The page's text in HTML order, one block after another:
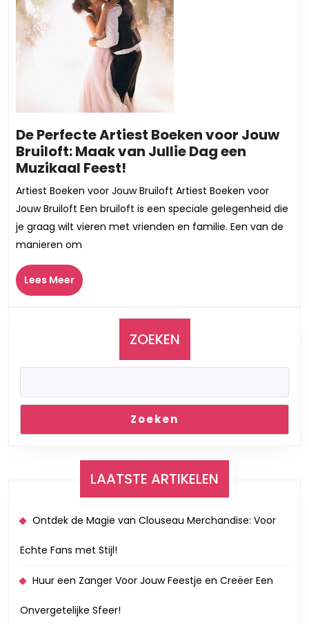
De Perfecte Artiest Boeken voor Jouw
Bruiloft: Maak van Jullie Dag een
Muzikaal Feest!
Perfecte
Artiest
Boeken
voor
Jullie
Dag
een
Muzikaal
Artiest Boeken voor Jouw Bruiloft Artiest Boeken voor
Jouw Bruiloft Een bruiloft is een speciale gelegenheid die
je graag wilt vieren met vrienden en familie. Een van de
manieren om
Lees MeerLees
Meer
ZOEKEN
Zoeken
LAATSTE ARTIKELEN
Ontdek de Magie van Clouseau Merchandise: Voor
Echte Fans met Stijl!
Huur een Zanger Voor Jouw Feestje en Creëer Een
Onvergetelijke Sfeer!